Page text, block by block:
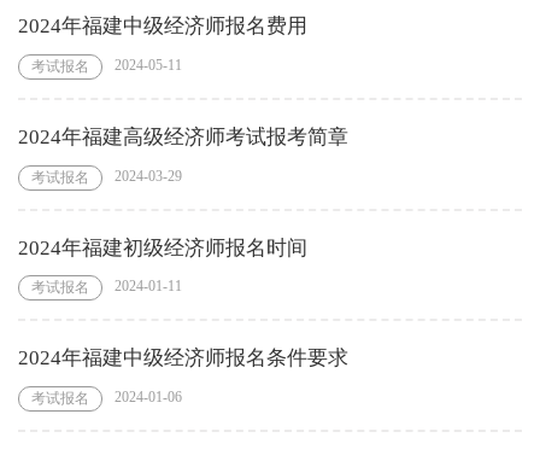
2024年福建中级经济师报名费用
考试报名 2024-05-11
2024年福建高级经济师考试报考简章
考试报名 2024-03-29
2024年福建初级经济师报名时间
考试报名 2024-01-11
2024年福建中级经济师报名条件要求
考试报名 2024-01-06